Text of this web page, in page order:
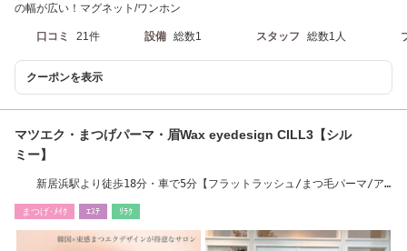
の幅が広い！マグネット/ワンホン
口コミ 21件 設備 総数1 スタッフ 総数1人
クーポンを表示
マツエク・まつげパーマ・眉Wax eyedesign CILL3【シル
ミー】
新居浜駅より徒歩18分・車で5分【フラットラッシュ/まつ毛パーマ/ア
まつげ･ﾒｲｸ ｴｽﾃ ﾘﾗｸ